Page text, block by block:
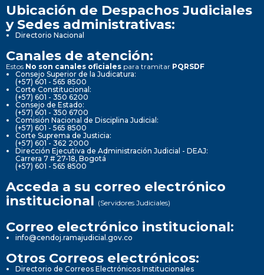
Ubicación de Despachos Judiciales
y Sedes administrativas:
Directorio Nacional
Canales de atención:
Estos No son canales oficiales para tramitar PQRSDF
Consejo Superior de la Judicatura:
(+57) 601 - 565 8500
Corte Constitucional:
(+57) 601 - 350 6200
Consejo de Estado:
(+57) 601 - 350 6700
Comisión Nacional de Disciplina Judicial:
(+57) 601 - 565 8500
Corte Suprema de Justicia:
(+57) 601 - 362 2000
Dirección Ejecutiva de Administración Judicial - DEAJ:
Carrera 7 # 27-18, Bogotá
(+57) 601 - 565 8500
Acceda a su correo electrónico
institucional (Servidores Judiciales)
Correo electrónico institucional:
info@cendoj.ramajudicial.gov.co
Otros Correos electrónicos:
Directorio de Correos Electrónicos Institucionales